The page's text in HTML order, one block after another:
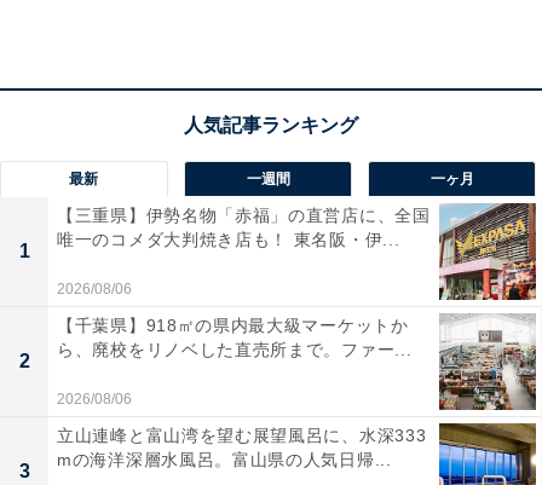
けではないのですが、階段を上るとき腰を落とすときも
足運びが楽に感じます。
最新 一週間 一ヶ月
1
【三重県】伊勢名物「赤福」の直営店に、全国
唯一のコメダ大判焼き店も！ 東名阪・伊...
2026/08/06
2
【千葉県】918㎡の県内最大級マーケットか
ら、廃校をリノベした直売所まで。ファー...
2026/08/06
3
立山連峰と富山湾を望む展望風呂に、水深333
mの海洋深層水風呂。富山県の人気日帰...